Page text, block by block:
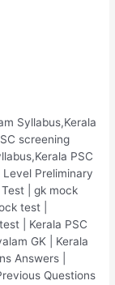
Syllabus,Kerala
screening
PSC
Preliminary
| gk mock
test |
| Kerala PSC
GK | Kerala
Answers |
Questions